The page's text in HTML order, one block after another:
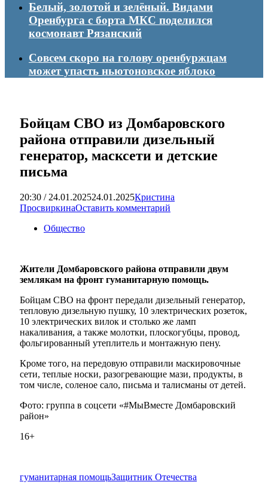
Белый, золотой и зелёный. Видами
Оренбурга с борта МКС поделился
космонавт Рязанский
Совсем скоро на голову оренбуржцам
может упасть ньютоновское яблоко
Бойцам СВО из Домбаровского
района отправили дизельный
генератор, масксети и детские
письма
20:30 / 24.01.202524.01.2025Кристина
ПросвиркинаОставить комментарий
Общество
Жители Домбаровского района отправили двум
землякам на фронт гуманитарную помощь.
Бойцам СВО на фронт передали дизельный генератор,
тепловую дизельную пушку, 10 электрических розеток,
10 электрических вилок и столько же ламп
накаливания, а также молотки, плоскогубцы, провод,
фольгированный утеплитель и монтажную пену.
Кроме того, на передовую отправили маскировочные
сети, теплые носки, разогревающие мази, продукты, в
том числе, соленое сало, письма и талисманы от детей.
Фото: группа в соцсети «#МыВместе Домбаровский
район»
16+
гуманитарная помощьЗащитник Отечества